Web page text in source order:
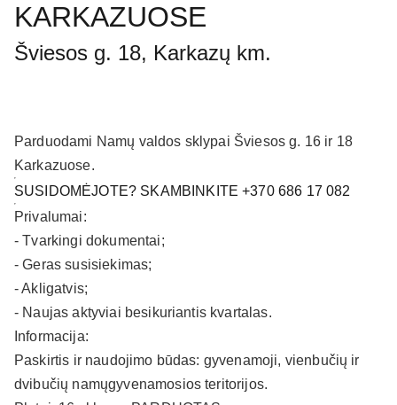
KARKAZUOSE
Šviesos g. 18, Karkazų km.
Parduodami Namų valdos sklypai Šviesos g. 16 ir 18
Karkazuose.
SUSIDOMĖJOTE? SKAMBINKITE +370 686 17 082
Privalumai:
- Tvarkingi dokumentai;
- Geras susisiekimas;
- Akligatvis;
- Naujas aktyviai besikuriantis kvartalas.
Informacija:
Paskirtis ir naudojimo būdas: gyvenamoji, vienbučių ir
dvibučių namųgyvenamosios teritorijos.